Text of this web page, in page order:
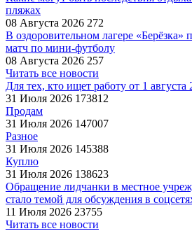
пляжах
08 Августа 2026 272
В оздоровительном лагере
матч по мини-футболу
08 Августа 2026 257
Читать все новости
Для тех, кто ищет работу от 1 августа
31 Июля 2026 173812
Продам
31 Июля 2026 147007
Разное
31 Июля 2026 145388
Куплю
31 Июля 2026 138623
Обращение лидчанки в местное
стало темой для обсуждения в
11 Июля 2026 23755
Читать все новости